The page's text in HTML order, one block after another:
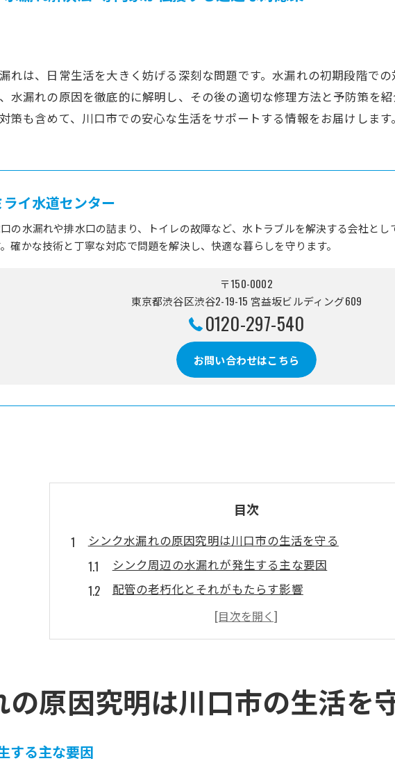
れは、日常生活を大きく妨げる深刻な問題です。水漏れの初期段階で
水漏れの原因を徹底的に解明し、その後の適切な修理方法と予防策を
策も含めて、川口市での安心な生活をサポートする情報をお届けします。
ライ水道センター
の水漏れや排水口の詰まり、トイレの故障など、水トラブルを解決する会社と
確かな技術と丁寧な対応で問題を解決し、快適な暮らしを守ります。
〒150-0002
東京都渋谷区渋谷2-19-15 宮益坂ビルディング609
0120-297-540
お問い合わせはこちら
目次
シンク水漏れの原因究明は川口市の生活を守る
シンク周辺の水漏れが発生する主な要因
配管の老朽化とそれがもたらす影響
ゴムパッキンの劣化と交換の重要性
初期段階での水漏れ確認方法
水漏れ予防のための定期的なチェック
埼玉県川口市でのシンク水漏れに対する迅速な対応方法
の原因究明は川口市の生活を
する主な要因